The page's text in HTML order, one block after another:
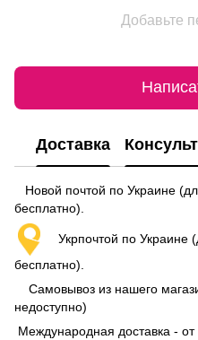
Добавьте
Доставка
Новой почтой по Украине
бесплатно).
Укрпочтой по Украине
бесплатно).
Самовывоз из нашего
недоступно)
Международная доставка - от